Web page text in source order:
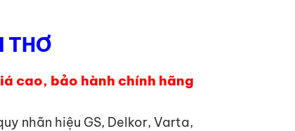
THƠ
cao, bảo hành chính hãng
nhãn hiệu GS, Delkor, Varta,